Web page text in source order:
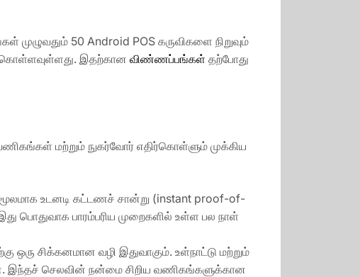
முழுவதும் 50 Android POS கருவிகளை நிறுவும்
கொள்ளவுள்ளது. இதற்கான விண்ணப்பங்கள் தற்போது
மற்றும் நுகர்வோர் எதிர்கொள்ளும் முக்கிய
உடனடி கட்டணச் சான்று (instant proof-of-
பொதுவாக பாரம்பரிய முறைகளில் உள்ள பல நாள்
சிக்கனமான வழி இதுவாகும். உள்நாட்டு மற்றும்
இந்தச் செலவின் நன்மை சிறிய வணிகங்களுக்கான